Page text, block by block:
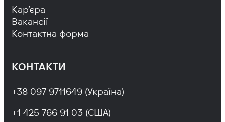
Footer Navigation
Кар’єра
Вакансії
Контактна форма
КОНТАКТИ
+38 097 9711649 (Україна)
+1 425 766 91 03 (США)